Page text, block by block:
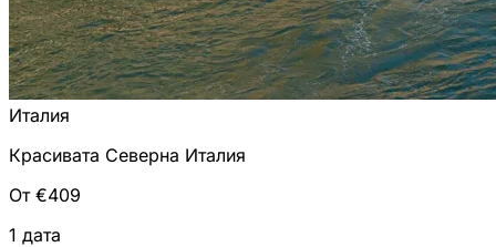
Италия
Красивата Северна Италия
От €409
1 дата